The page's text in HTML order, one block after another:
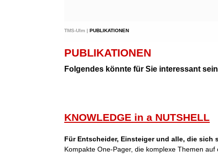
TMS-Ulm | PUBLIKATIONEN
PUBLIKATIONEN
Folgendes könnte für Sie interessant
KNOWLEDGE in a NUTSHELL
Für Entscheider, Einsteiger und alle, die sich
Kompakte One-Pager, die komplexe Themen